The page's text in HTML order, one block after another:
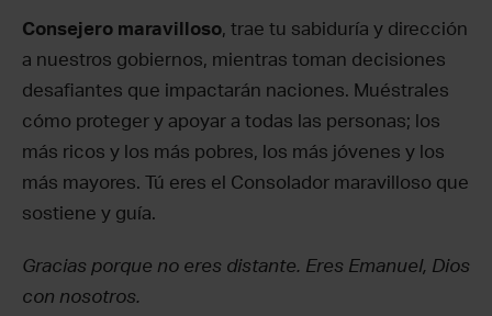
Consejero maravilloso, trae tu sabiduría y dirección
a nuestros gobiernos, mientras toman decisiones
desafiantes que impactarán naciones. Muéstrales
cómo proteger y apoyar a todas las personas; los
más ricos y los más pobres, los más jóvenes y los
más mayores. Tú eres el Consolador maravilloso que
sostiene y guía.
Gracias porque no eres distante. Eres Emanuel, Dios
con nosotros.